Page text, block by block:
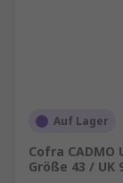
Auf Lager
Cofra
Größe 43 / UK